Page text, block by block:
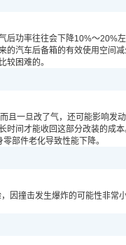
功率往往会下降10%～20%左
汽车后备箱的有效使用空间减
困难的。
一旦改了气，还可能影响发动
才能收回这部分改装的成本
部件老化导致性能下降。
撞击发生爆炸的可能性非常